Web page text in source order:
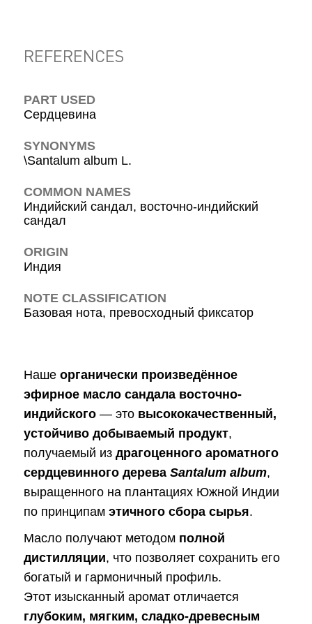
REFERENCES
PART USED
Сердцевина
SYNONYMS
\Santalum album L.
COMMON NAMES
Индийский сандал, восточно-индийский
сандал
ORIGIN
Индия
NOTE CLASSIFICATION
Базовая нота, превосходный фиксатор
Наше органически произведённое
эфирное масло сандала восточно-
индийского— это высококачественный,
устойчиво добываемый продукт,
получаемый из драгоценного ароматного
сердцевинного дерева Santalum album,
выращенного на плантациях Южной Индии
по принципам этичного сбора сырья.
Масло получают методом полной
дистилляции, что позволяет сохранить его
богатый и гармоничный профиль.
Этот изысканный аромат отличается
глубоким, мягким, сладко-древесным